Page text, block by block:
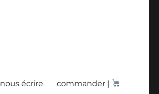
nous écrire commander |